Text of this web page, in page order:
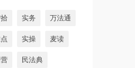
实务 万法通
实操 麦读
民法典